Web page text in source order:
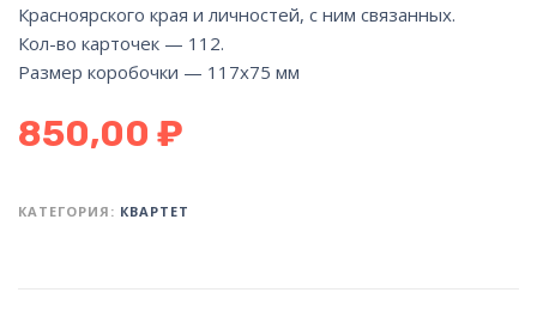
Красноярского края и личностей, с ним связанных.
Кол-во карточек — 112.
Размер коробочки — 117х75 мм
850,00 ₽
КАТЕГОРИЯ: КВАРТЕТ